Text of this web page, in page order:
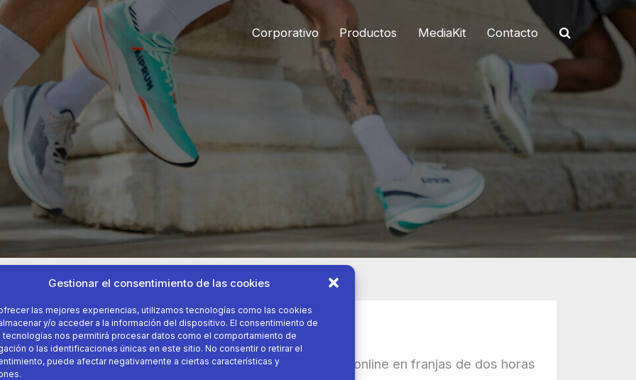
Gestionar el consentimiento de las cookies
las mejores experiencias, utilizamos tecnologías como las cookies
y/o acceder a la información del dispositivo. El consentimiento de
tecnologías nos permitirá procesar datos como el comportamiento de
o las identificaciones únicas en este sitio. No consentir o retirar el
puede afectar negativamente a ciertas características y
Corporativo Productos MediaKit Contacto
09 de octubre 2019
Decathlon entrega sus pedidos online en franjas de dos horas